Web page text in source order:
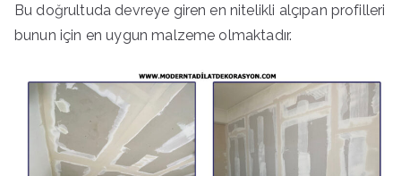
Bu doğrultuda devreye giren en nitelikli alçıpan profilleri
bunun için en uygun malzeme olmaktadır.